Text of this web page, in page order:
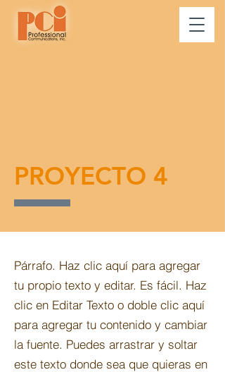
PROYECTO 4
Párrafo. Haz clic aquí para agregar
tu propio texto y editar. Es fácil. Haz
clic en Editar Texto o doble clic aquí
para agregar tu contenido y cambiar
la fuente. Puedes arrastrar y soltar
este texto donde sea que quieras en